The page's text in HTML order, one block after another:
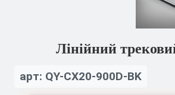
Лінійний
арт: QY-CX20-900D-BK